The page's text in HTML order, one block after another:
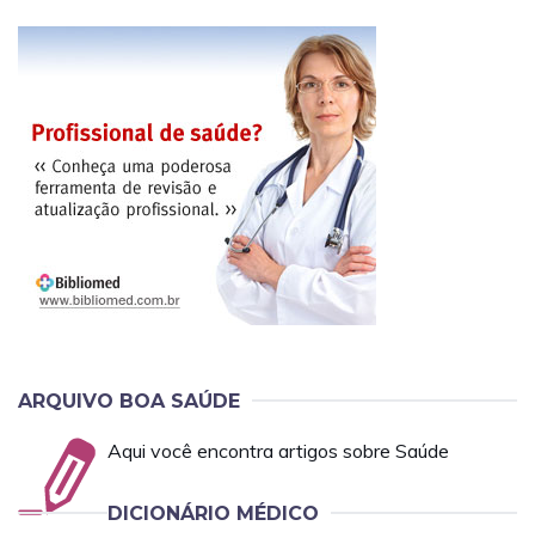
ARQUIVO BOA SAÚDE
Aqui você encontra artigos sobre Saúde
DICIONÁRIO MÉDICO